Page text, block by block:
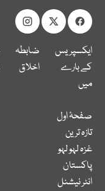
ایکسپریس
کے بارے
میں
ضابطہ
اخلاق
صفحۂ اول
تازہ ترین
غزہ لہو لہو
پاکستان
انٹر نیشنل